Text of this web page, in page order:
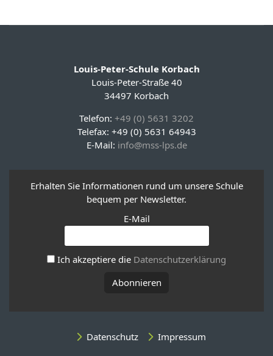
Louis-Peter-Schule Korbach
Louis-Peter-Straße 40
34497 Korbach
Telefon: +49 (0) 5631 3202
Telefax: +49 (0) 5631 64943
E-Mail: info@mss-lps.de
Erhalten Sie Informationen rund um unsere Schule
bequem per Newsletter.
E-Mail
Ich akzeptiere die Datenschutzerklärung
Datenschutz Impressum